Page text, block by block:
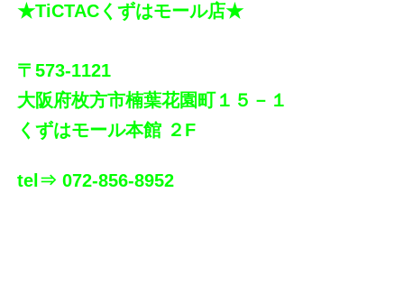
★TiCTACくずはモール店★
〒573-1121
大阪府枚方市楠葉花園町１５－１
くずはモール本館 ２F
tel⇒ 072-856-8952